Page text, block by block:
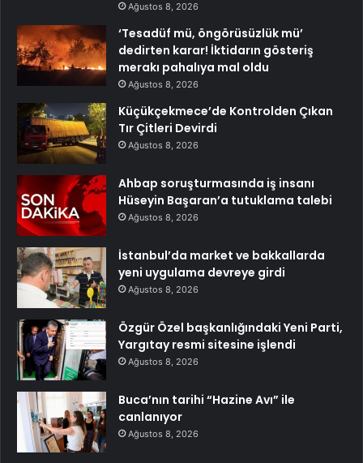
Ağustos 8, 2026
‘Tesadüf mü, öngörüsüzlük mü’
dedirten karar! İktidarın gösteriş
merakı pahalıya mal oldu
Ağustos 8, 2026
Küçükçekmece’de Kontrolden Çıkan
Tır Çitleri Devirdi
Ağustos 8, 2026
Ahbap soruşturmasında iş insanı
Hüseyin Başaran’a tutuklama talebi
Ağustos 8, 2026
İstanbul’da market ve bakkallarda
yeni uygulama devreye girdi
Ağustos 8, 2026
Özgür Özel başkanlığındaki Yeni Parti,
Yargıtay resmi sitesine işlendi
Ağustos 8, 2026
Buca’nın tarihi “Hazine Avı” ile
canlanıyor
Ağustos 8, 2026